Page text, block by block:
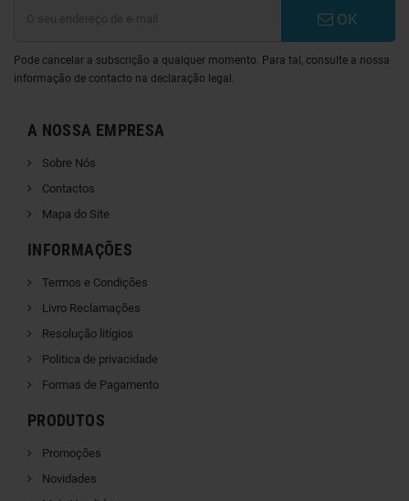
OK
Pode cancelar a subscrição a qualquer momento. Para tal, consulte a nossa
informação de contacto na declaração legal.
A NOSSA EMPRESA
Sobre Nós
Contactos
Mapa do Site
INFORMAÇÕES
Termos e Condições
Livro Reclamações
Resolução litígios
Politica de privacidade
Formas de Pagamento
PRODUTOS
Promoções
Novidades